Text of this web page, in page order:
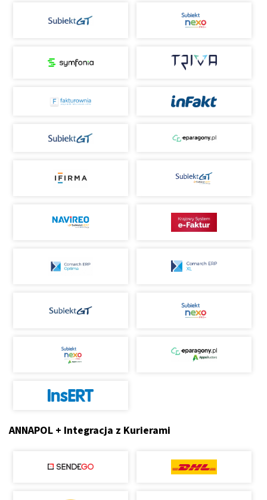
ANNAPOL + Integracja z Kurierami